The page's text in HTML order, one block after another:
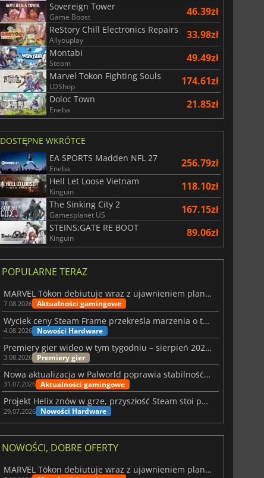
Sovereign Tower
Game Boost 46.39zł
ReStory Chill Electronics Repairs
Allyouplay 33.98zł
Montabi
Steam 49.49zł
Marvel Tokon Fighting Souls
LDShop 174.61zł
Doloc Town
Eneba 21.85zł
DOSTĘPNE WKRÓTCE
EA SPORTS Madden NFL 27
Eneba 256.79zł
Hell Let Loose Vietnam
Kinguin 118.10zł
The Sinking City 2
Gamesplanet US 167.15zł
STEINS;GATE RE BOOT
Kinguin 89.06zł
POPULARNE TERAZ
MARVEL Tōkon debiutuje wraz z ujawnieniem planu rozwoju na pierwszy rok
7.08.2026 Aktualności gamingowe
Wyciek ceny Steam Frame przekreśla marzenia o tanim zestawie VR
4.08.2026 Nowości Hardware
Premiery gier wideo w tym tygodniu – sierpień 2026 r. (32. tydzień)
3.08.2026 Premiery gier
Nowa aktualizacja w Palworld poprawia stabilność Sunreach i walk z bossami
31.07.2026 Aktualności gamingowe
Projekt Helix znów w grze, przyszłość Steam stoi pod znakiem zapytania
29.07.2026 Nowości Hardware
NOWOŚCI, DOBRE OFERTY
MARVEL Tōkon debiutuje wraz z ujawnieniem planu rozwoju na pierwszy rok